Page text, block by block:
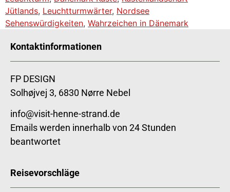
Jütlands, Leuchtturmwärter, Nordsee
Sehenswürdigkeiten, Wahrzeichen in Dänemark
Kontaktinformationen
FP DESIGN
Solhøjvej 3, 6830 Nørre Nebel
info@visit-henne-strand.de
Emails werden innerhalb von 24 Stunden
beantwortet
Reisevorschläge